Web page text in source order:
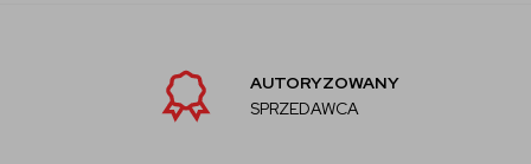
AUTORYZOWANY
SPRZEDAWCA